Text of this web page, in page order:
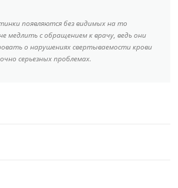
появляются без видимых на то
медлить с обращением к врачу, ведь они
о нарушениях свертываемости крови
серьезных проблемах.